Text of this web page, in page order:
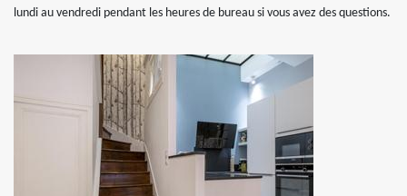
lundi au vendredi pendant les heures de bureau si vous avez des questions.